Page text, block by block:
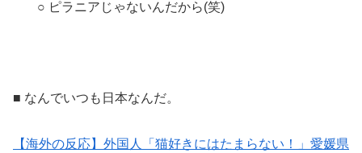
○ ピラニアじゃないんだから(笑)
■ なんでいつも日本なんだ。
【海外の反応】外国人「猫好きにはたまらない！」愛媛県